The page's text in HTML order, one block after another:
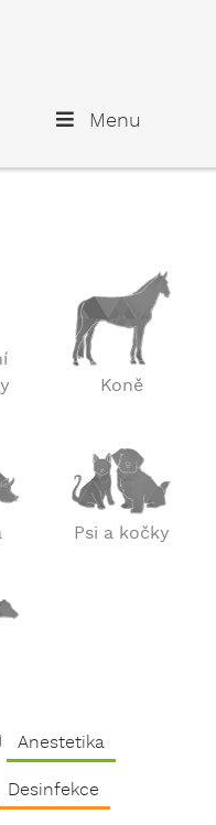
Menu
Koně
Psi a kočky
Anestetika
Desinfekce